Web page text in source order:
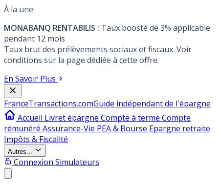
À la une
MONABANQ RENTABILIS : Taux boosté de 3% applicable
pendant 12 mois
Taux brut des prélèvements sociaux et fiscaux. Voir
conditions sur la page dédiée à cette offre.
En Savoir Plus
FranceTransactions.comGuide indépendant de l'épargne
Accueil Livret épargne Compte à terme Compte
rémunéré Assurance-Vie PEA & Bourse Epargne retraite
Impôts & Fiscalité
Autres...
Connexion Simulateurs